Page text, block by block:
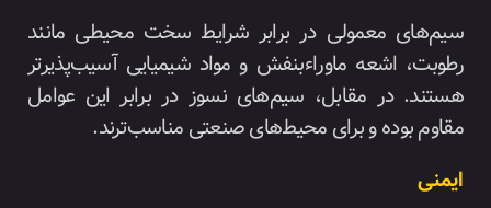
سیم‌های معمولی در برابر شرایط سخت محیطی مانند
رطوبت، اشعه ماوراءبنفش و مواد شیمیایی آسیب‌پذیرتر
هستند. در مقابل، سیم‌های نسوز در برابر این عوامل
مقاوم بوده و برای محیط‌های صنعتی مناسب‌ترند.
ایمنی